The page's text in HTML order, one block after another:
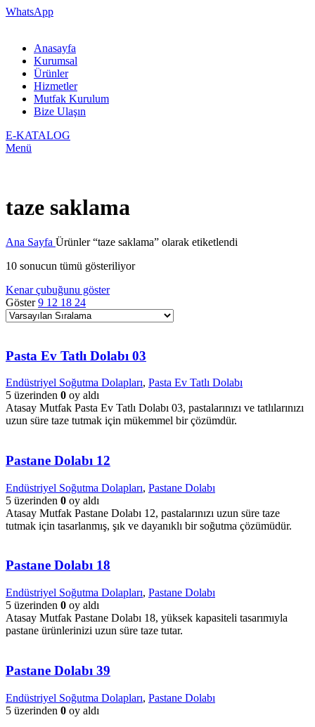
WhatsApp
Anasayfa
Kurumsal
Ürünler
Hizmetler
Mutfak Kurulum
Bize Ulaşın
E-KATALOG
Menü
taze saklama
Ana Sayfa Ürünler “taze saklama” olarak etiketlendi
10 sonucun tümü gösteriliyor
Kenar çubuğunu göster
Göster9 12 18 24
Pasta Ev Tatlı Dolabı 03
Endüstriyel Soğutma Dolapları, Pasta Ev Tatlı Dolabı
5 üzerinden 0 oy aldı
Atasay Mutfak Pasta Ev Tatlı Dolabı 03, pastalarınızı ve tatlılarınızı
uzun süre taze tutmak için mükemmel bir çözümdür.
Pastane Dolabı 12
Endüstriyel Soğutma Dolapları, Pastane Dolabı
5 üzerinden 0 oy aldı
Atasay Mutfak Pastane Dolabı 12, pastalarınızı uzun süre taze
tutmak için tasarlanmış, şık ve dayanıklı bir soğutma çözümüdür.
Pastane Dolabı 18
Endüstriyel Soğutma Dolapları, Pastane Dolabı
5 üzerinden 0 oy aldı
Atasay Mutfak Pastane Dolabı 18, yüksek kapasiteli tasarımıyla
pastane ürünlerinizi uzun süre taze tutar.
Pastane Dolabı 39
Endüstriyel Soğutma Dolapları, Pastane Dolabı
5 üzerinden 0 oy aldı